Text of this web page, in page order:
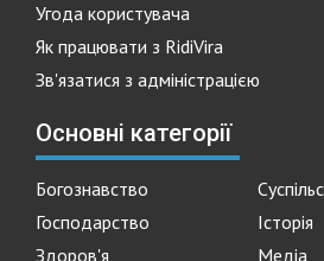
Угода користувача
Як працювати з RidiVira
Зв'язатися з адміністрацією
Основні категорії
Богознавство
Господарство
Історія
Здоров'я
Медіа